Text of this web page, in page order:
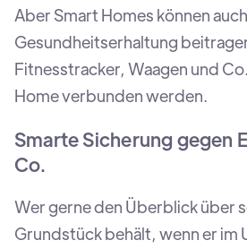
Aber Smart Homes können
Gesundheitserhaltung
Fitnesstracker, Waagen und
Home verbunden werden.
Smarte Sicherung gegen
Co.
Wer gerne den Überblick über
Grundstück behält, wenn er im